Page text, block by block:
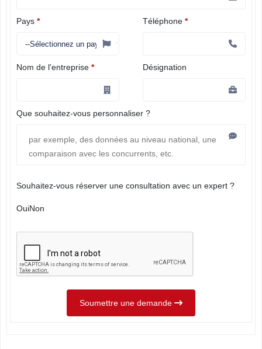
Pays * Téléphone *
Nom de l'entreprise * Désignation
Que souhaitez-vous personnaliser ?
Souhaitez-vous réserver une consultation avec un expert ?
OuiNon
Soumettre une demande